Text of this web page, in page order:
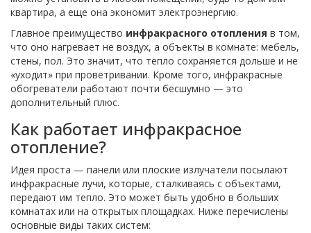
квартира, а еще она экономит электроэнергию.
Главное преимущество инфракрасного отопления в том,
что оно нагревает не воздух, а объекты в комнате: мебель,
стены, пол. Это значит, что тепло сохраняется дольше и не
«уходит» при проветривании. Кроме того, инфракрасные
обогреватели работают почти бесшумно — это
дополнительный плюс.
Как работает инфракрасное
отопление?
Идея проста — панели или плоские излучатели посылают
инфракрасные лучи, которые, сталкиваясь с объектами,
передают им тепло. Это может быть удобно в больших
комнатах или на открытых площадках. Ниже перечислены
основные виды таких систем: